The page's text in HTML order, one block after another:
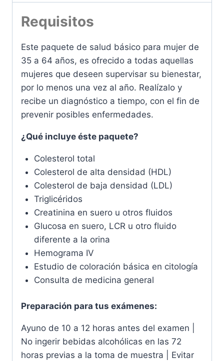
Requisitos
Este paquete de salud básico para mujer de
35 a 64 años, es ofrecido a todas aquellas
mujeres que deseen supervisar su bienestar,
por lo menos una vez al año. Realízalo y
recibe un diagnóstico a tiempo, con el fin de
prevenir posibles enfermedades.
¿Qué incluye éste paquete?
Colesterol total
Colesterol de alta densidad (HDL)
Colesterol de baja densidad (LDL)
Triglicéridos
Creatinina en suero u otros fluidos
Glucosa en suero, LCR u otro fluido
diferente a la orina
Hemograma IV
Estudio de coloración básica en citología
Consulta de medicina general
Preparación para tus exámenes:
Ayuno de 10 a 12 horas antes del examen |
No ingerir bebidas alcohólicas en las 72
horas previas a la toma de muestra | Evitar